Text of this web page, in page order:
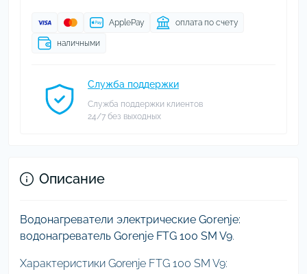
ApplePay оплата по счету
наличными
Служба поддержки
Служба поддержки клиентов
24/7 без выходных
Описание
Водонагреватели электрические Gorenje:
водонагреватель Gorenje FTG 100 SM V9.
Характеристики Gorenje FTG 100 SM V9: